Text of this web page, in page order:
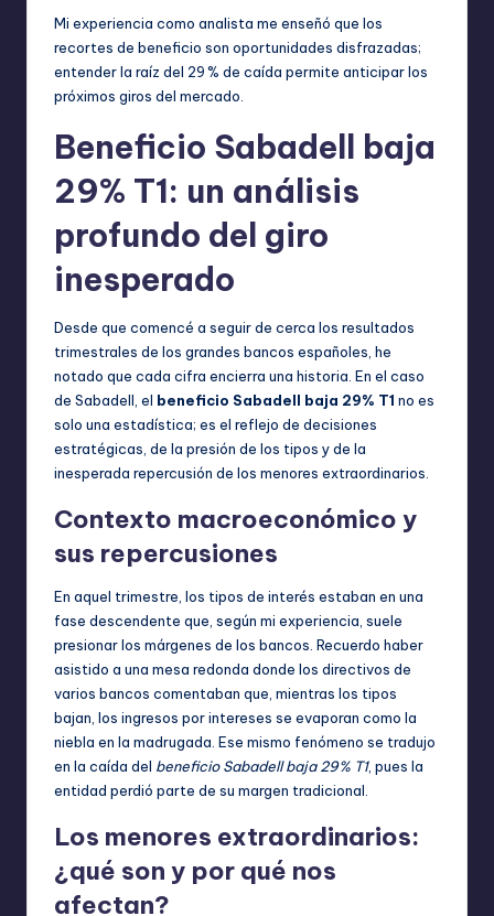
Mi experiencia como analista me enseñó que los
recortes de beneficio son oportunidades disfrazadas;
entender la raíz del 29 % de caída permite anticipar los
próximos giros del mercado.
Beneficio Sabadell baja
29% T1: un análisis
profundo del giro
inesperado
Desde que comencé a seguir de cerca los resultados
trimestrales de los grandes bancos españoles, he
notado que cada cifra encierra una historia. En el caso
de Sabadell, el beneficio Sabadell baja 29% T1 no es
solo una estadística; es el reflejo de decisiones
estratégicas, de la presión de los tipos y de la
inesperada repercusión de los menores extraordinarios.
Contexto macroeconómico y
sus repercusiones
En aquel trimestre, los tipos de interés estaban en una
fase descendente que, según mi experiencia, suele
presionar los márgenes de los bancos. Recuerdo haber
asistido a una mesa redonda donde los directivos de
varios bancos comentaban que, mientras los tipos
bajan, los ingresos por intereses se evaporan como la
niebla en la madrugada. Ese mismo fenómeno se tradujo
en la caída del beneficio Sabadell baja 29% T1, pues la
entidad perdió parte de su margen tradicional.
Los menores extraordinarios:
¿qué son y por qué nos
afectan?